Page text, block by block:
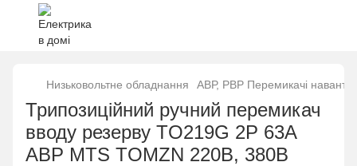
Низьковольтне обладнання АВР, РВР Перемикачі
Трипозиційний ручний перемикач
вводу резерву TO219G 2P 63A
АВР MTS TOMZN 220В, 380В